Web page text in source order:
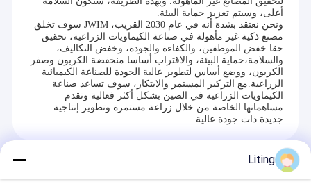
أعلى، وسيتم تعزيز حماية البيئة.
ونحن نعتقد بشدة أنه في عام 2030 القريب، JWIM سوف تخلق
مصنع ذكية غير مأهولة في صناعة الكيماويات الزراعية، تحقيق
حقا خفض الموظفين، والكفاءة والجودة، وخفض التكاليف،
والسلامة،حماية البيئة، والاقتراب أساسا منخفضة الكربون وصفر
الكربون، ووضع أساس لتطوير عالية الجودة للصناعة الكيميائية
الزراعية.مع التركيز المستمر والابتكار، سوف تساعد صناعة
الكيماويات الزراعية في الصين بشكل أكثر فعالية وتقدم
مساهماتها الخاصة من خلال زراعة مستمرة وتطوير إنتاجية
جديدة ذات جودة عالية.
Recommended Products
Liting